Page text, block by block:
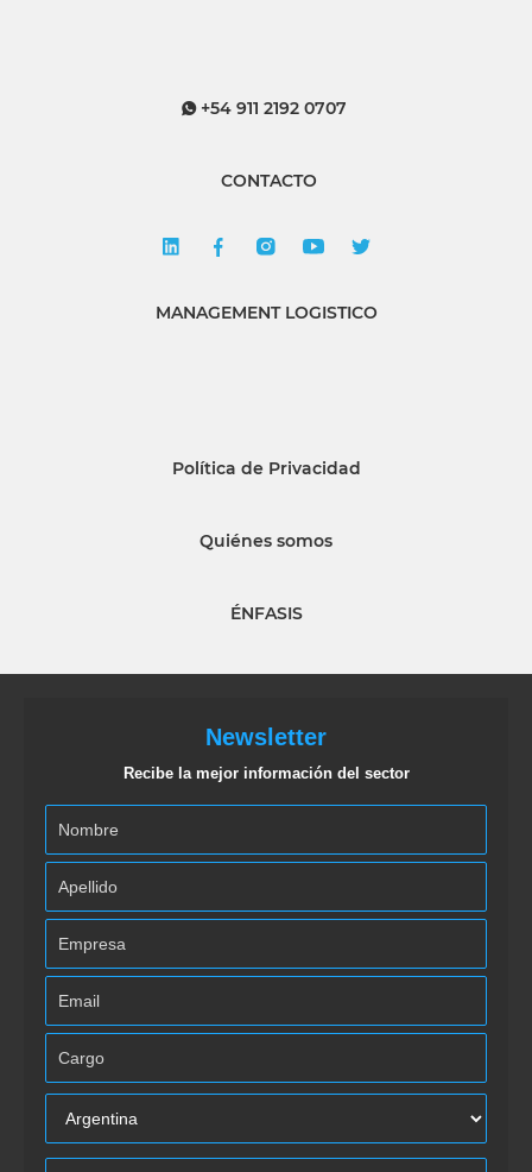
+54 911 2192 0707
CONTACTO
MANAGEMENT LOGISTICO
Política de Privacidad
Quiénes somos
ÉNFASIS
Newsletter
Recibe la mejor información del sector